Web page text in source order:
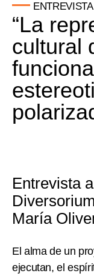
“La
cultural
Entrevista
María
El alma de un
ejecutan, el